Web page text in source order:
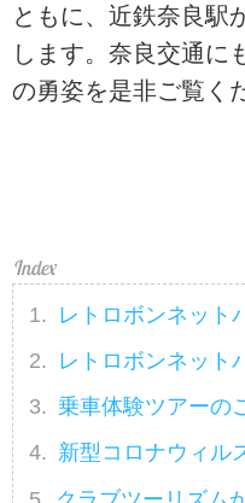
ともに、近鉄奈良駅
します。奈良交通に
の勇姿を是非ご覧く
レトロボンネット
レトロボンネット
乗車体験ツアーの
新型コロナウィル